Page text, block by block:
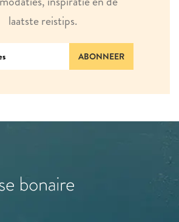
laatste reistips.
ABONNEER